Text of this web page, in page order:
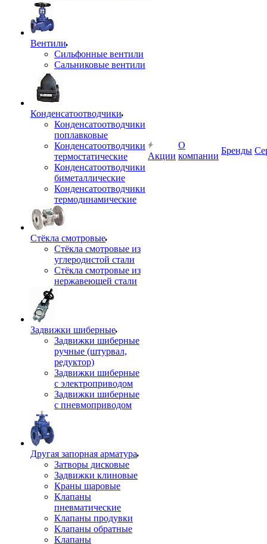
Вентили
Сильфонные вентили
Сальниковые вентили
Конденсатоотводчики
Конденсатоотводчики
поплавковые
Конденсатоотводчики
термостатические
Конденсатоотводчики
биметаллические
Конденсатоотводчики
термодинамические
Стёкла смотровые
Стёкла смотровые из
углеродистой стали
Стёкла смотровые из
нержавеющей стали
Задвижки шиберные
Задвижки шиберные
ручные (штурвал,
редуктор)
Задвижки шиберные
с электроприводом
Задвижки шиберные
с пневмоприводом
Другая запорная арматура
Затворы дисковые
Задвижки клиновые
Краны шаровые
Клапаны
пневматические
Клапаны продувки
Клапаны обратные
Клапаны
Акции
О
компании
Бренды